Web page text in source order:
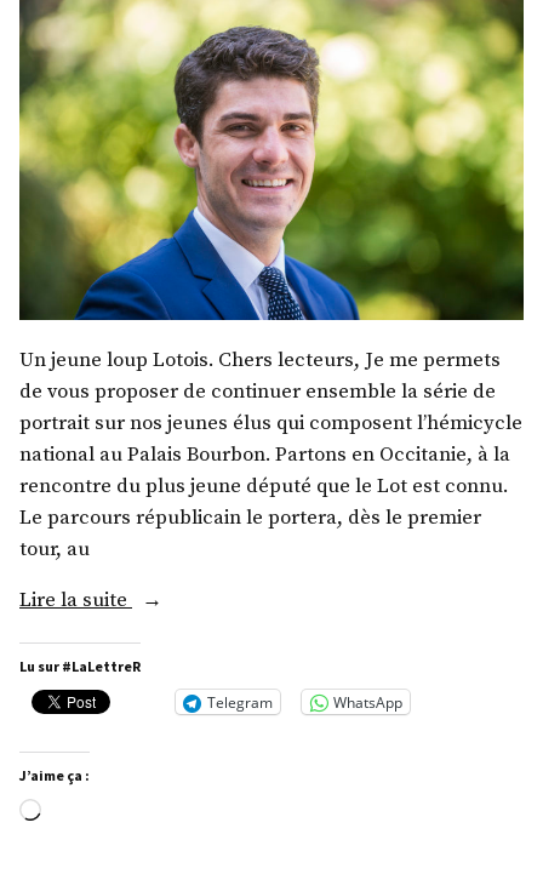
Un jeune loup Lotois. Chers lecteurs, Je me permets
de vous proposer de continuer ensemble la série de
portrait sur nos jeunes élus qui composent l’hémicycle
national au Palais Bourbon. Partons en Occitanie, à la
rencontre du plus jeune député que le Lot est connu.
Le parcours républicain le portera, dès le premier
tour, au
Lire la suite
« M.
Pradié »
Lu sur #LaLettreR
Telegram WhatsApp
J’aime ça :
Chargement…